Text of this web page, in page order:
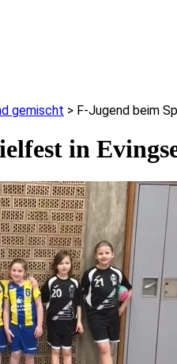
gemischt > F-Jugend beim
in